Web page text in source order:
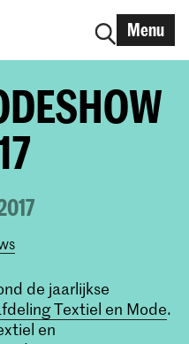
Menu
de jaarlijkse
Textiel en Mode.
en